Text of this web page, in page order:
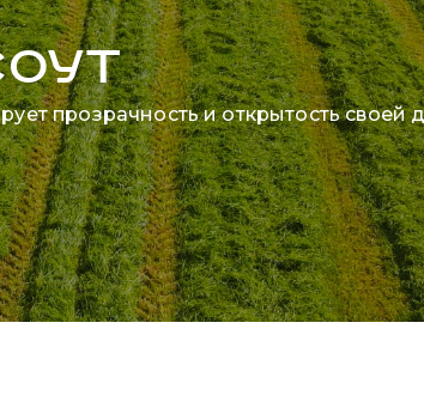
прозрачность и открытость своей